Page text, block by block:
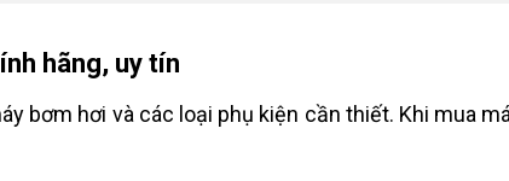
hãng, uy tín
bơm hơi và các loại phụ kiện cần thiết. Khi mua